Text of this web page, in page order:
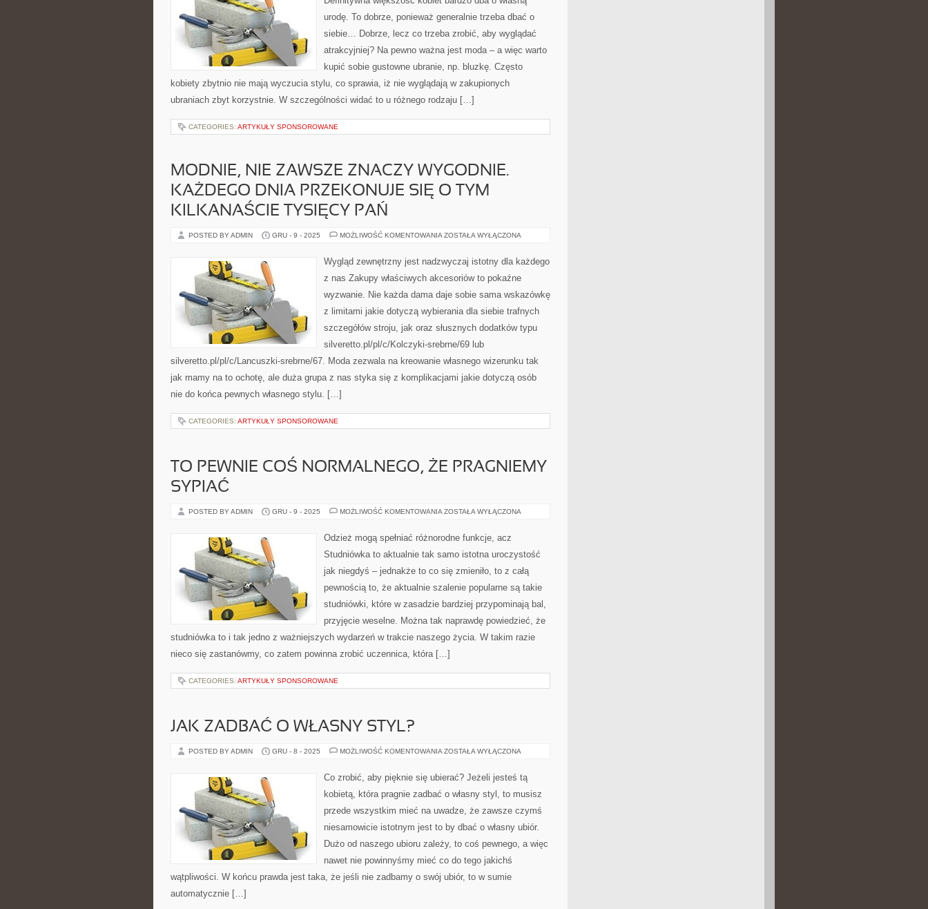
urodę. To dobrze, ponieważ generalnie trzeba dbać o
siebie… Dobrze, lecz co trzeba zrobić, aby wyglądać
atrakcyjniej? Na pewno ważna jest moda – a więc warto
kupić sobie gustowne ubranie, np. bluzkę. Często
kobiety zbytnio nie mają wyczucia stylu, co sprawia, iż nie wyglądają w zakupionych
ubraniach zbyt korzystnie. W szczególności widać to u różnego rodzaju […]
CATEGORIES: ARTYKUŁY SPONSOROWANE
MODNIE, NIE ZAWSZE ZNACZY WYGODNIE.
KAŻDEGO DNIA PRZEKONUJE SIĘ O TYM
KILKANAŚCIE TYSIĘCY PAŃ
POSTED BY ADMIN GRU - 9 - 2025 MOŻLIWOŚĆ KOMENTOWANIA MODNIE,
ZNACZY
WYGODNIE.
DNIA
SIĘ
TYM
TYSIĘCY
PAŃ
ZOSTAŁA WYŁĄCZONA
Wygląd zewnętrzny jest nadzwyczaj istotny dla każdego
z nas Zakupy właściwych akcesoriów to pokaźne
wyzwanie. Nie każda dama daje sobie sama wskazówkę
z limitami jakie dotyczą wybierania dla siebie trafnych
szczegółów stroju, jak oraz słusznych dodatków typu
silveretto.pl/pl/c/Kolczyki-srebrne/69 lub
silveretto.pl/pl/c/Lancuszki-srebrne/67. Moda zezwala na kreowanie własnego wizerunku tak
jak mamy na to ochotę, ale duża grupa z nas styka się z komplikacjami jakie dotyczą osób
nie do końca pewnych własnego stylu. […]
CATEGORIES: ARTYKUŁY SPONSOROWANE
TO PEWNIE COŚ NORMALNEGO, ŻE PRAGNIEMY
SYPIAĆ
POSTED BY ADMIN GRU - 9 - 2025 MOŻLIWOŚĆ KOMENTOWANIA TO
NORMALNEGO,
ŻE
SYPIAĆ
ZOSTAŁA WYŁĄCZONA
Odzież mogą spełniać różnorodne funkcje, acz
Studniówka to aktualnie tak samo istotna uroczystość
jak niegdyś – jednakże to co się zmieniło, to z całą
pewnością to, że aktualnie szalenie popularne są takie
studniówki, które w zasadzie bardziej przypominają bal,
przyjęcie weselne. Można tak naprawdę powiedzieć, że
studniówka to i tak jedno z ważniejszych wydarzeń w trakcie naszego życia. W takim razie
nieco się zastanówmy, co zatem powinna zrobić uczennica, która […]
CATEGORIES: ARTYKUŁY SPONSOROWANE
JAK ZADBAĆ O WŁASNY STYL?
POSTED BY ADMIN GRU - 8 - 2025 MOŻLIWOŚĆ KOMENTOWANIA JAK
WŁASNY
STYL?
ZOSTAŁA WYŁĄCZONA
Co zrobić, aby pięknie się ubierać? Jeżeli jesteś tą
kobietą, która pragnie zadbać o własny styl, to musisz
przede wszystkim mieć na uwadze, że zawsze czymś
niesamowicie istotnym jest to by dbać o własny ubiór.
Dużo od naszego ubioru zależy, to coś pewnego, a więc
nawet nie powinnyśmy mieć co do tego jakichś
wątpliwości. W końcu prawda jest taka, że jeśli nie zadbamy o swój ubiór, to w sumie
automatycznie […]